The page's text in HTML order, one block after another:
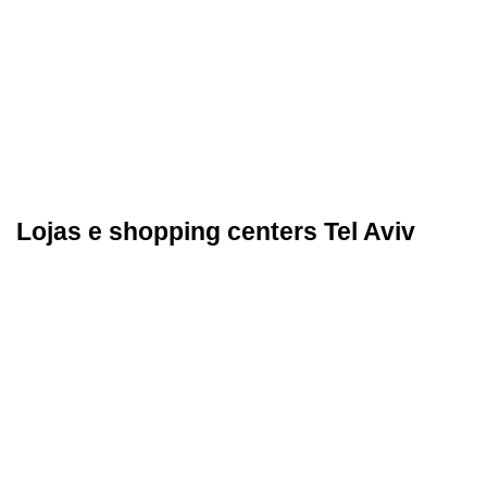
Lojas e shopping centers Tel Aviv